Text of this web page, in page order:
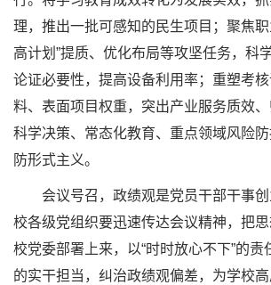
理，推出一批可感知的民生项目；聚焦
高计划”提质、优化布局等攻坚任务，科
论证必要性，提高设备利用率；重塑考
料、表面项目权重，突出产业服务质效
科学决策、常态化教育、重点领域风险
防形式主义。
会议号召，政绩观是党员干部干事创
校各级党组织要迅速传达会议精神，把
校党委部署上来，以“时时放心不下”的责
的实干担当，纠治政绩观偏差，为学校